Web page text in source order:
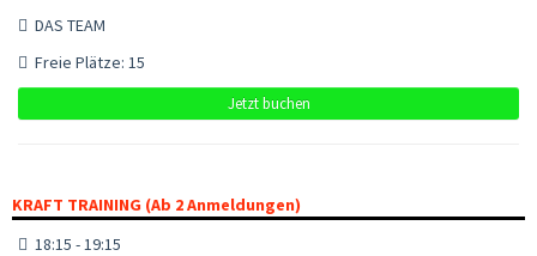
DAS TEAM
Freie Plätze: 15
Jetzt buchen
KRAFT TRAINING (Ab 2 Anmeldungen)
18:15 - 19:15